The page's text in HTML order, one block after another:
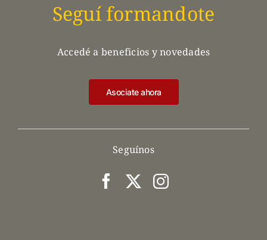
Seguínos
Seguí formandote
Accedé a beneficios y novedades
Asociate ahora